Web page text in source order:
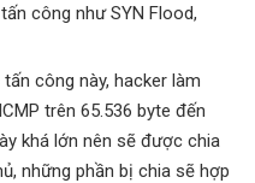
công như SYN Flood,
công này, hacker làm
trên 65.536 byte đến
khá lớn nên sẽ được chia
những phần bị chia sẽ hợp